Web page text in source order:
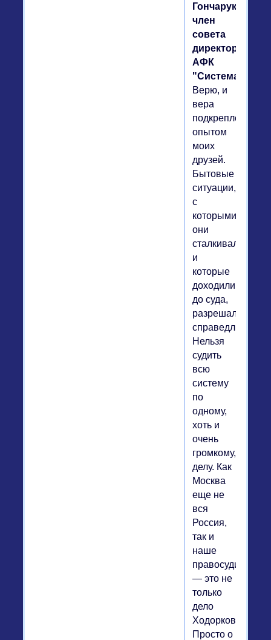
Гончарук,
член
совета
директоров
АФК
"Система".
Верю, и
вера
подкреплена
опытом
моих
друзей.
Бытовые
ситуации,
с
которыми
они
сталкивались
и
которые
доходили
до суда,
разрешались
справедливо.
Нельзя
судить
всю
систему
по
одному,
хоть и
очень
громкому,
делу. Как
Москва
еще не
вся
Россия,
так и
наше
правосудие
— это не
только
дело
Ходорковского.
Просто о